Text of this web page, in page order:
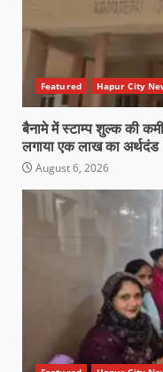
Featured Hapur City
बैनामे में स्टाम्प शुल्क की
लगाया एक लाख का अर्थदंड
August 6, 2026